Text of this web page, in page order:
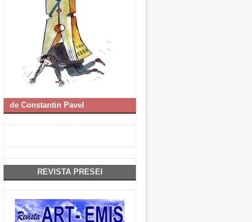
de Constantin Pavel
REVISTA PRESEI